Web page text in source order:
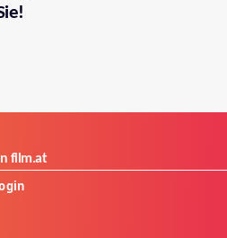
film.at